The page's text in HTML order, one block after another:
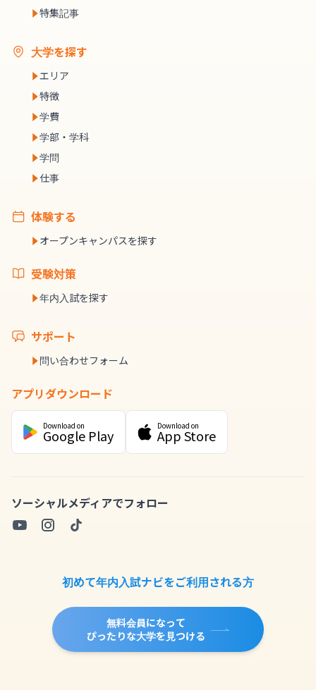
特集記事
大学を探す
エリア
特徴
学費
学部・学科
学問
仕事
体験する
オープンキャンパスを探す
受験対策
年内入試を探す
サポート
問い合わせフォーム
アプリダウンロード
Download on
Google Play
Download on
App Store
ソーシャルメディアでフォロー
初めて年内入試ナビをご利用される方
無料会員になって
ぴったりな大学を見つける